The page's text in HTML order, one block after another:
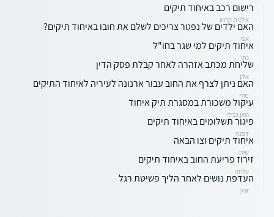
רישום רכב באיחוד תיקים
אילנית הרוש
האם ילדים של נפטר צריכים לשלם את חובו באיחוד תיקים?
אבי
איחוד תיקים למי שגר בחו"ל
נתי
שליחת מכתב אזהרה לאחר קבלת פסק הדין
אלון
האם ניתן לצרף את החוב עבור ארנונה לעיריה לאיחוד התיקים
מירי
עיקול משכורת במסגרת תיק איחוד
רואן גבילי
פיגור תשלומים באיחוד תיקים
דפנה
איחוד תיקים וצו הבאה
שירן
זירוז פריעת החוב באיחוד תיקים
עליזה
העדפת נושים לאחר הליך פשיטת רגל
yar